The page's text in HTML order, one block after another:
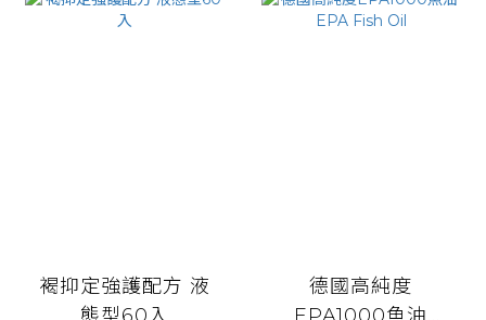
褐抑定強護配方 液
德國高純度